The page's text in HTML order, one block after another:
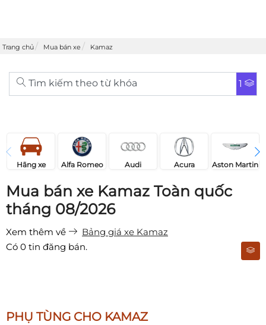
Trang chủ Mua bán xe Kamaz
Tìm kiếm theo từ khóa 1
Hãng xe Alfa Romeo Audi Acura Aston Martin
Mua bán xe Kamaz Toàn quốc
tháng 08/2026
Xem thêm về
Bảng giá xe Kamaz
Có 0 tin đăng bán.
PHỤ TÙNG CHO KAMAZ